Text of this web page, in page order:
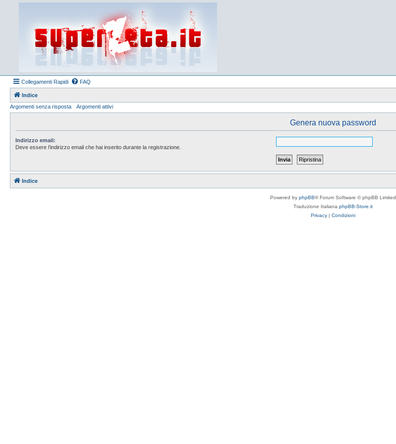
Collegamenti Rapidi FAQ
Indice
Argomenti senza risposta
Argomenti attivi
Genera nuova password
Indirizzo email:
Deve essere l’indirizzo email che hai inserito durante la registrazione.
Indice
Powered by phpBB® Forum Software © phpBB Limited
Traduzione Italiana phpBB-Store.it
Privacy | Condizioni